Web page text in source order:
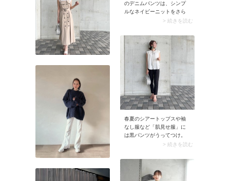
のデニムパンツは、シンプ
ルなネイビーニットをさら
りと合わせるのがおすす
めたら、ハットや靴で遊び
を効かせて秋らしさと鮮度
をプラスしましょう。リッ
チな小物使いが映えるのは
カジュアルなデニムスタイ
ルだからこそ。
> 続きを読む
春夏のシアートップスや袖
なし服など「肌見せ服」に
は黒パンツがうってつけ。
クリーンなパンツがコーデ
いに。トップスの露出感を
軽減しながら、全身のバラ
ンスが整います。
> 続きを読む